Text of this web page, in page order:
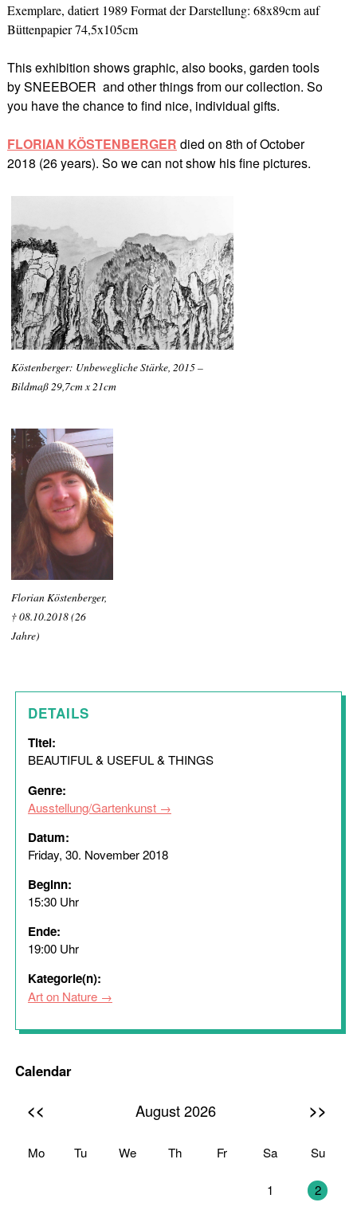
Exemplare, datiert 1989 Format der Darstellung: 68x89cm auf
Büttenpapier 74,5x105cm
This exhibition shows graphic, also books, garden tools
by SNEEBOER and other things from our collection. So
you have the chance to find nice, individual gifts.
FLORIAN KÖSTENBERGER died on 8th of October
2018 (26 years). So we can not show his fine pictures.
Köstenberger: Unbewegliche Stärke, 2015 –
Bildmaß 29,7cm x 21cm
Florian Köstenberger,
† 08.10.2018 (26
Jahre)
DETAILS
Titel:
BEAUTIFUL & USEFUL & THINGS
Genre:
Ausstellung/Gartenkunst
Datum:
Friday, 30. November 2018
Beginn:
15:30 Uhr
Ende:
19:00 Uhr
Kategorie(n):
Art on Nature
Calendar
<< August 2026 >>
Mo Tu We Th Fr Sa Su
1 2